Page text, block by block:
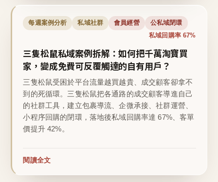
每週案例分析 私域社群 會員經營 公私域閉環
私域回購率 67%
三隻松鼠私域案例拆解：如何把千萬淘寶買
家，變成免費可反覆觸達的自有用戶？
三隻松鼠受困於平台流量越買越貴、成交顧客卻拿不
到的死循環。三隻松鼠把各通路的成交顧客導進自己
的社群工具，建立包裹導流、企微承接、社群運營、
小程序回購的閉環，落地後私域回購率達 67%、客單
價提升 42%。
閱讀全文